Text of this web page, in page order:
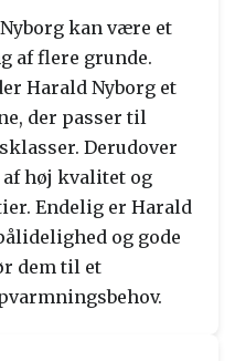
kan være et
af flere grunde.
Harald Nyborg et
der passer til
Derudover
af høj kvalitet og
Endelig er Harald
og gode
dem til et